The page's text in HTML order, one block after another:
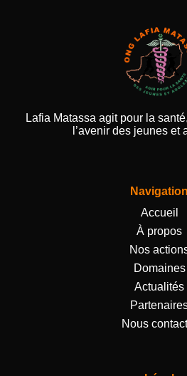
Lafia Matassa agit pour la
l’avenir des jeunes et
Navigation
Accueil
À propos
Nos
Domaines
Actualités
Nous